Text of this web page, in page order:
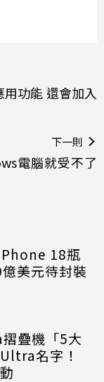
功能 還會加入
下一則
電腦就受不了
18瓶
美元待封裝
疊機「5大
名字！